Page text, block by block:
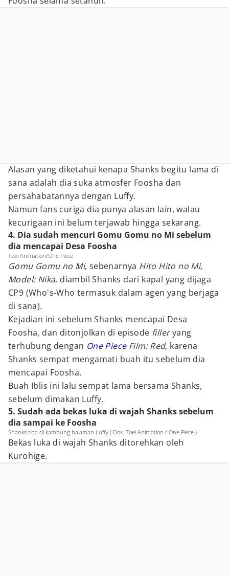
Alasan yang diketahui kenapa Shanks begitu lama di
sana adalah dia suka atmosfer Foosha dan
persahabatannya dengan Luffy.
Namun fans curiga dia punya alasan lain, walau
kecurigaan ini belum terjawab hingga sekarang.
4. Dia sudah mencuri Gomu Gomu no Mi sebelum
dia mencapai Desa Foosha
Toei Animation/One Piece
Gomu Gomu no Mi, sebenarnya Hito Hito no Mi,
Model: Nika, diambil Shanks dari kapal yang dijaga
CP9 (Who's-Who termasuk dalam agen yang berjaga
di sana).
Kejadian ini sebelum Shanks mencapai Desa
Foosha, dan ditonjolkan di episode filleryang
terhubung dengan One PieceFilm: Red, karena
Shanks sempat mengamati buah itu sebelum dia
mencapai Foosha.
Buah Iblis ini lalu sempat lama bersama Shanks,
sebelum dimakan Luffy.
5. Sudah ada bekas luka di wajah Shanks sebelum
dia sampai ke Foosha
Shanks tiba di kampung halaman Luffy ( Dok. Toei Animation / One Piece )
Bekas luka di wajah Shanks ditorehkan oleh
Kurohige.